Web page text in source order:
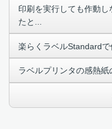
印刷を実行しても作動
たと...
楽らくラベルStandardで
ラベルプリンタの感熱